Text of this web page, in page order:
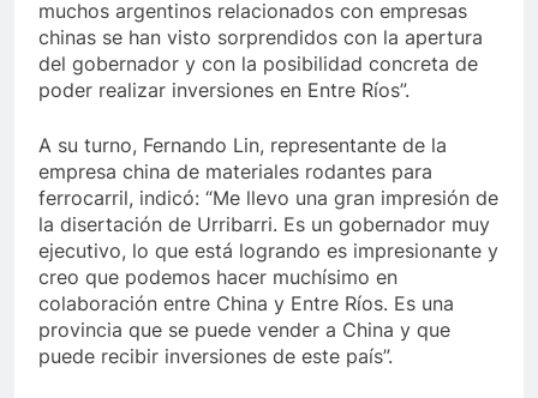
muchos argentinos relacionados con empresas
chinas se han visto sorprendidos con la apertura
del gobernador y con la posibilidad concreta de
poder realizar inversiones en Entre Ríos”.
A su turno, Fernando Lin, representante de la
empresa china de materiales rodantes para
ferrocarril, indicó: “Me llevo una gran impresión de
la disertación de Urribarri. Es un gobernador muy
ejecutivo, lo que está logrando es impresionante y
creo que podemos hacer muchísimo en
colaboración entre China y Entre Ríos. Es una
provincia que se puede vender a China y que
puede recibir inversiones de este país”.